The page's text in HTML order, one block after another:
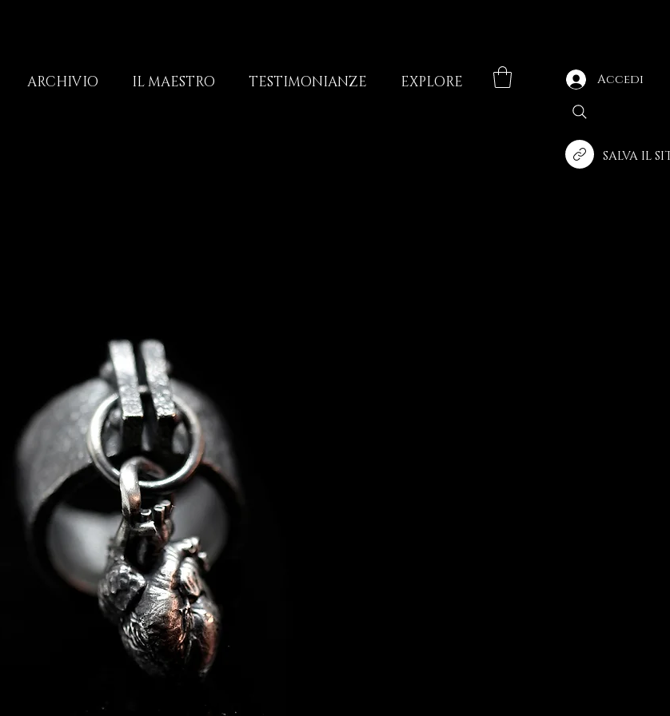
ARCHIVIO IL MAESTRO TESTIMONIANZE EXPLORE Accedi
SALVA IL